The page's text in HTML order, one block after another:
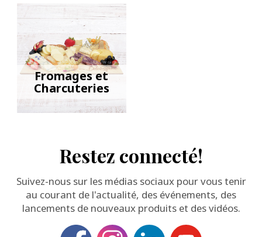
Fromages et
Charcuteries
Restez connecté!
Suivez-nous sur les médias sociaux pour vous tenir
au courant de l'actualité, des événements, des
lancements de nouveaux produits et des vidéos.